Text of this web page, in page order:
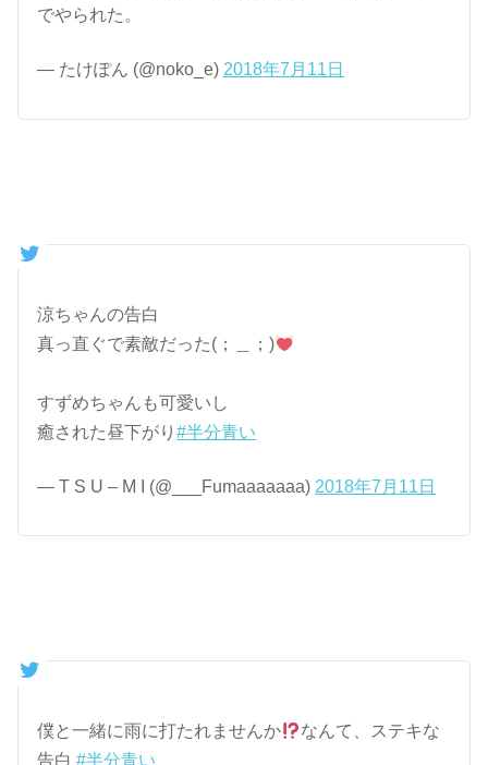
でやられた。
— たけぽん (@noko_e) 2018年7月11日
涼ちゃんの告白
真っ直ぐで素敵だった(；＿；)
すずめちゃんも可愛いし
癒された昼下がり#半分青い
— T S U – M I (@___Fumaaaaaaa) 2018年7月11日
僕と一緒に雨に打たれませんか
なんて、ステキな
告白#半分青い